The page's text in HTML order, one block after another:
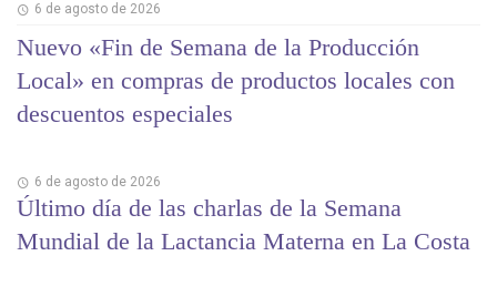
6 de agosto de 2026
Nuevo «Fin de Semana de la Producción
Local» en compras de productos locales con
descuentos especiales
6 de agosto de 2026
Último día de las charlas de la Semana
Mundial de la Lactancia Materna en La Costa